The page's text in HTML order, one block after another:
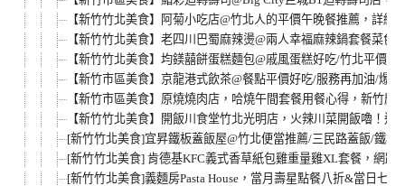
【新竹竹北美食】阿菊小吃店@竹北人的平價午晚餐推薦，詳細
【新竹竹北美食】老四川巴蜀麻辣燙@兩人幸福麻辣鍋套餐菜
【新竹竹北美食】均鎂囍餅蛋糕麵包@戚風蛋糕好吃/竹北平價高
【新竹市區美食】京龍港式飲茶@餐點平價好吃/服務再加油/爆
【新竹市區美食】原燒燒肉店，哈燒午間套餐用餐心得，新竹慶
【新竹竹北美食】開飯川食堂竹北光明店，火辣川菜開飯嚕！
[新竹竹北美食]宜昇鐵板蓋飯屋@竹北便當推薦/三民路蓋飯/鐵板
[新竹竹北美食] 肯德基KFC義式香草紙包雞重量雞XL套餐，網路
[新竹竹北美食]義麵房Pasta House，當月壽星點餐八折&當日七